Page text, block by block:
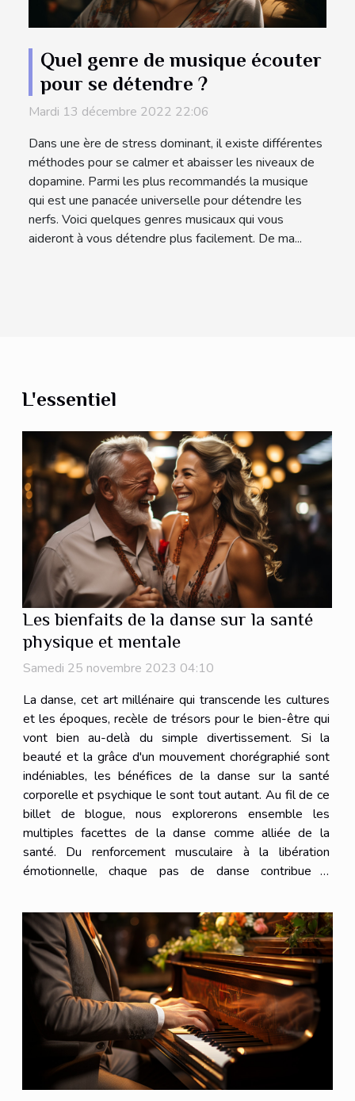
Quel genre de musique écouter
pour se détendre ?
Mardi 13 décembre 2022 22:06
Dans une ère de stress dominant, il existe différentes
méthodes pour se calmer et abaisser les niveaux de
dopamine. Parmi les plus recommandés la musique
qui est une panacée universelle pour détendre les
nerfs. Voici quelques genres musicaux qui vous
aideront à vous détendre plus facilement. De ma...
L'essentiel
Les bienfaits de la danse sur la santé
physique et mentale
Samedi 25 novembre 2023 04:10
La danse, cet art millénaire qui transcende les cultures
et les époques, recèle de trésors pour le bien-être qui
vont bien au-delà du simple divertissement. Si la
beauté et la grâce d'un mouvement chorégraphié sont
indéniables, les bénéfices de la danse sur la santé
corporelle et psychique le sont tout autant. Au fil de ce
billet de blogue, nous explorerons ensemble les
multiples facettes de la danse comme alliée de la
santé. Du renforcement musculaire à la libération
émotionnelle, chaque pas de danse contribue à
entraîner dans cet...